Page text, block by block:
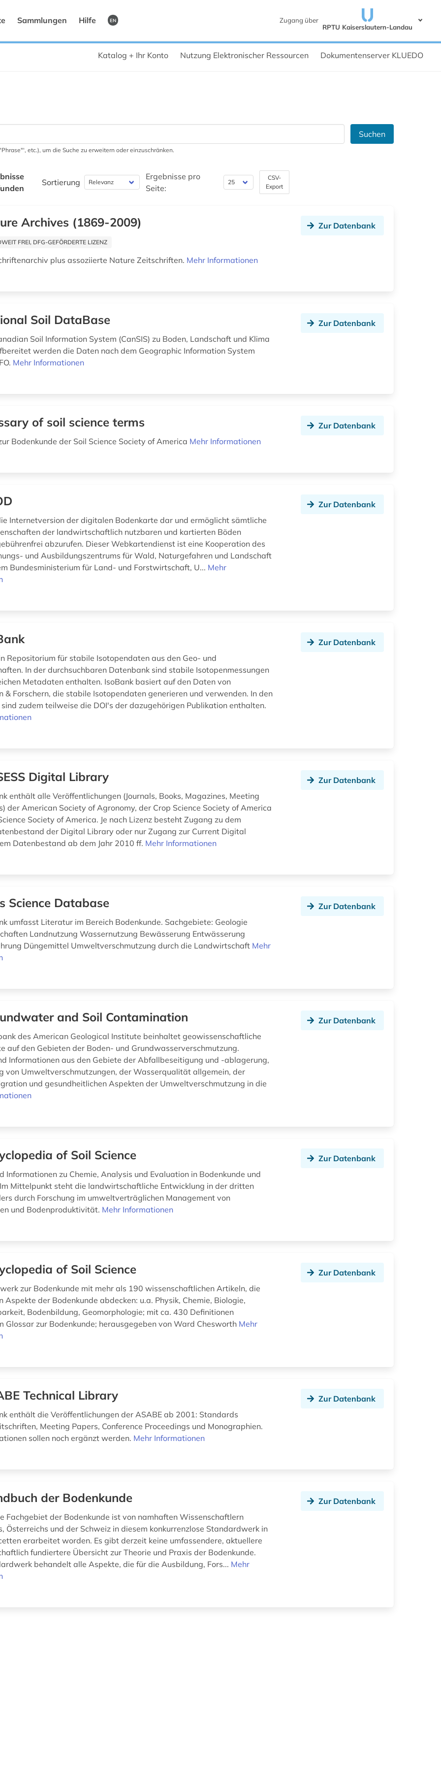
Sammlungen Hilfe EN
Zugang über
RPTU Kaiserslautern-Landau
Katalog + Ihr Konto Nutzung Elektronischer Ressourcen Dokumentenserver KLUEDO
Suchen
etc.), um die Suche zu erweitern oder einzuschränken.
Sortierung
Ergebnisse pro
Seite:
CSV-
Export
Archives (1869-2009)
FREI, DFG-GEFÖRDERTE LIZENZ
plus assoziierte Nature Zeitschriften. Mehr Informationen
Zur Datenbank
Soil DataBase
Soil Information System (CanSIS) zu Boden, Landschaft und Klima
werden die Daten nach dem Geographic Information System
Mehr Informationen
Zur Datenbank
of soil science terms
Bodenkunde der Soil Science Society of America Mehr Informationen
Zur Datenbank
Internetversion der digitalen Bodenkarte dar und ermöglicht sämtliche
der landwirtschaftlich nutzbaren und kartierten Böden
abzurufen. Dieser Webkartendienst ist eine Kooperation des
und Ausbildungszentrums für Wald, Naturgefahren und Landschaft
Bundesministerium für Land- und Forstwirtschaft, U... Mehr
Zur Datenbank
Repositorium für stabile Isotopendaten aus den Geo- und
In der durchsuchbaren Datenbank sind stabile Isotopenmessungen
Metadaten enthalten. IsoBank basiert auf den Daten von
& Forschern, die stabile Isotopendaten generieren und verwenden. In den
zudem teilweise die DOI's der dazugehörigen Publikation enthalten.
Zur Datenbank
Digital Library
enthält alle Veröffentlichungen (Journals, Books, Magazines, Meeting
der American Society of Agronomy, der Crop Science Society of America
Society of America. Je nach Lizenz besteht Zugang zu dem
der Digital Library oder nur Zugang zur Current Digital
Datenbestand ab dem Jahr 2010 ff. Mehr Informationen
Zur Datenbank
Science Database
umfasst Literatur im Bereich Bodenkunde. Sachgebiete: Geologie
Landnutzung Wassernutzung Bewässerung Entwässerung
Düngemittel Umweltverschmutzung durch die Landwirtschaft Mehr
Zur Datenbank
and Soil Contamination
des American Geological Institute beinhaltet geowissenschaftliche
auf den Gebieten der Boden- und Grundwasserverschmutzung.
Informationen aus den Gebiete der Abfallbeseitigung und -ablagerung,
von Umweltverschmutzungen, der Wasserqualität allgemein, der
und gesundheitlichen Aspekten der Umweltverschmutzung in die
Zur Datenbank
of Soil Science
Informationen zu Chemie, Analysis und Evaluation in Bodenkunde und
Mittelpunkt steht die landwirtschaftliche Entwicklung in der dritten
durch Forschung im umweltverträglichen Management von
und Bodenproduktivität. Mehr Informationen
Zur Datenbank
of Soil Science
zur Bodenkunde mit mehr als 190 wissenschaftlichen Artikeln, die
Aspekte der Bodenkunde abdecken: u.a. Physik, Chemie, Biologie,
Bodenbildung, Geomorphologie; mit ca. 430 Definitionen
Glossar zur Bodenkunde; herausgegeben von Ward Chesworth Mehr
Zur Datenbank
Technical Library
enthält die Veröffentlichungen der ASABE ab 2001: Standards
Meeting Papers, Conference Proceedings und Monographien.
sollen noch ergänzt werden. Mehr Informationen
Zur Datenbank
der Bodenkunde
Fachgebiet der Bodenkunde ist von namhaften Wissenschaftlern
Österreichs und der Schweiz in diesem konkurrenzlose Standardwerk in
erarbeitet worden. Es gibt derzeit keine umfassendere, aktuellere
fundiertere Übersicht zur Theorie und Praxis der Bodenkunde.
behandelt alle Aspekte, die für die Ausbildung, Fors... Mehr
Zur Datenbank